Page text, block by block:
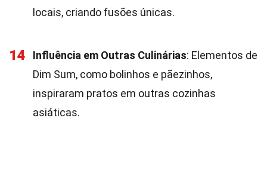
locais, criando fusões únicas.
14 Influência em Outras Culinárias: Elementos de
Dim Sum, como bolinhos e pãezinhos,
inspiraram pratos em outras cozinhas
asiáticas.